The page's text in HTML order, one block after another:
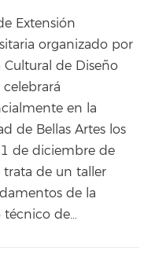
Extensión
organizado por
Cultural de Diseño
celebrará
en la
de Bellas Artes los
de diciembre de
trata de un taller
de la
técnico de…